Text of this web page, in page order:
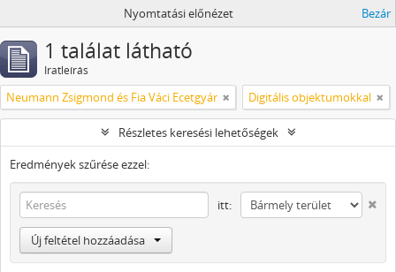
Nyomtatási előnézet Bezár
1 találat látható
Iratleírás
Neumann Zsigmond és Fia Váci Ecetgyár Digitális objektumokkal
Részletes keresési lehetőségek
Eredmények szűrése ezzel:
itt:
Új feltétel hozzáadása